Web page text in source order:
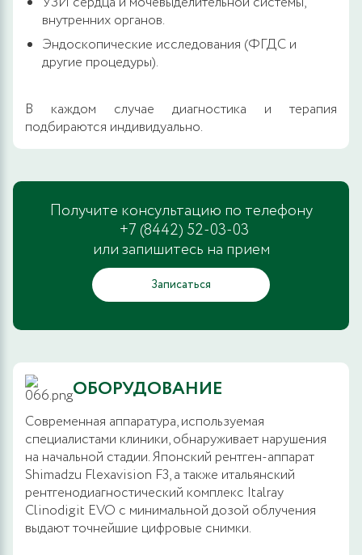
внутренних органов.
Эндоскопические исследования (ФГДС и
другие процедуры).
В каждом случае диагностика и терапия
подбираются индивидуально.
Получите консультацию по телефону
+7 (8442) 52-03-03
или запишитесь на прием
Записаться
ОБОРУДОВАНИЕ
Современная аппаратура, используемая
специалистами клиники, обнаруживает нарушения
на начальной стадии. Японский рентген-аппарат
Shimadzu Flexavision F3, а также итальянский
рентгенодиагностический комплекс Italray
Clinodigit EVO с минимальной дозой облучения
выдают точнейшие цифровые снимки.